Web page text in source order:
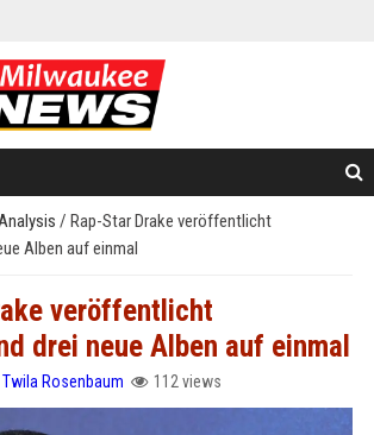
/ Rap-Star Drake veröffentlicht
Alben auf einmal
veröffentlicht
drei neue Alben auf einmal
Twila Rosenbaum 112 views